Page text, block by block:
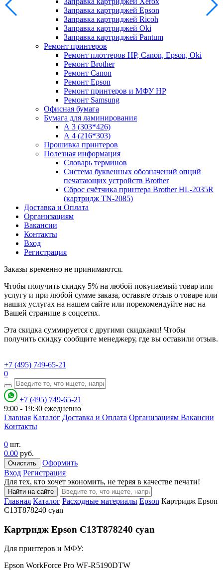
Заправка картриджей Epson
Заправка картриджей Ricoh
Заправка картриджей Oki
Заправка картриджей Pantum
Ремонт принтеров
Ремонт плоттеров HP, Canon, Epson, Oki
Ремонт Brother
Ремонт Canon
Ремонт Epson
Ремонт принтеров и МФУ HP
Ремонт Samsung
Офисная бумага
Бумага для ламинирования
А 3 (303*426)
А 4 (216*303)
Прошивка принтеров
Полезная информация
Словарь терминов
Система буквенных обозначений опций
печатающих устройств Brother
Сброс счётчика принтера Brother HL-2035R
(картридж TN-2085)
Доставка и Оплата
Организациям
Вакансии
Контакты
Вход
Регистрация
Заказы временно не принимаются.
Чтобы получить скидку 5% на любой покупаемый товар или
услугу и при любой сумме заказа, оставьте отзыв о товаре или
наших услугах на нашем сайте или порекомендуйте нас на
Вашей странице в соцсетях.
Эта скидка суммируется с другими скидками! Чтобы
получить скидку сообщите менеджеру, где вы оставили отзыв.
+7 (495) 749-65-21
0
+7 (495) 749-65-21
9:00 - 19:30 ежедневно
Главная Каталог Доставка и Оплата Организациям Вакансии
Контакты
0 шт.
0.00 руб.
Очистить
Оформить
Вход Регистрация
Для тех, кто хочет экономить, не теряя в качестве печати!
Найти на сайте
Главная Каталог Расходные материалы Epson Картридж Epson
C13T878240 cyan
Картридж Epson C13T878240 cyan
Для принтеров и МФУ:
Epson WorkForce Pro WF-R5190DTW